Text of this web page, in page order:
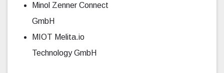
Minol Zenner Connect
GmbH
MIOT Melita.io
Technology GmbH